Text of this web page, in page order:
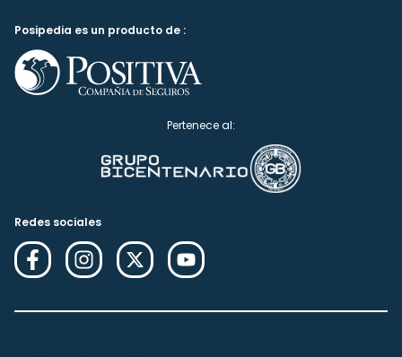
Posipedia es un producto de :
Pertenece al:
Redes sociales